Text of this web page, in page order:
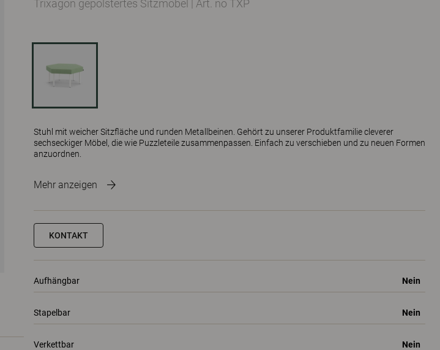
Trixagon gepolstertes Sitzmöbel | Art. no TXP
Stuhl mit weicher Sitzfläche und runden Metallbeinen. Gehört zu unserer Produktfamilie cleverer
sechseckiger Möbel, die wie Puzzleteile zusammenpassen. Einfach zu verschieben und zu neuen Formen
anzuordnen.
Mehr anzeigen
KONTAKT
Aufhängbar Nein
Stapelbar Nein
Verkettbar Nein